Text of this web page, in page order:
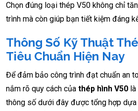
Chọn đúng loại thép V50 không chỉ
trình mà còn giúp bạn tiết kiệm đáng
Thông Số Kỹ Thuật
Tiêu Chuẩn Hiện Nay
Để đảm bảo công trình đạt chuẩn an
nắm rõ quy cách của thép hình V50
thông số dưới đây được tổng hợp dựa